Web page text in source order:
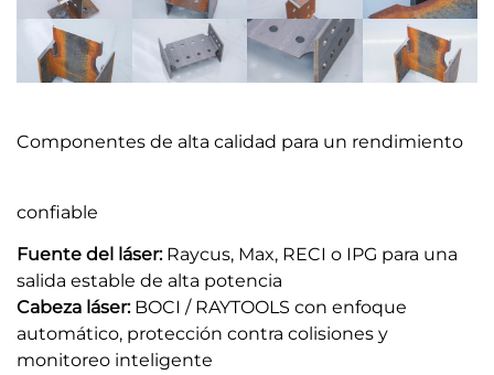
Componentes de alta calidad para un rendimiento
confiable
Fuente del láser: Raycus, Max, RECI o IPG para una
salida estable de alta potencia
Cabeza láser: BOCI / RAYTOOLS con enfoque
automático, protección contra colisiones y
monitoreo inteligente